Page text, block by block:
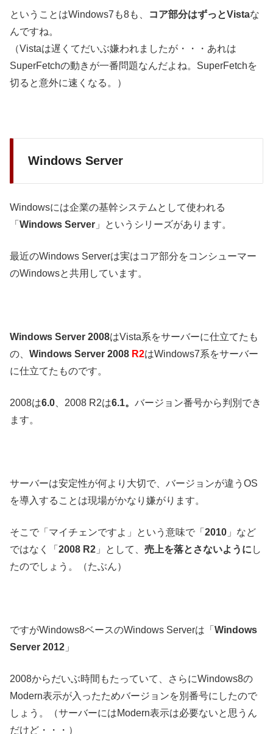
ということはWindows7も8も、 コア部分はずっとVistaな
んですね。
（Vistaは遅くてだいぶ嫌われましたが・・・あれは
SuperFetchの動きが一番問題なんだよね。SuperFetchを
切ると意外に速くなる。）
Windows Server
Windowsには企業の基幹システムとして使われる
「 Windows Server 」というシリーズがあります。
最近のWindows Serverは実はコア部分をコンシューマー
のWindowsと共用しています。
Windows Server 2008はVista系をサーバーに仕立てたも
の、 Windows Server 2008 R2はWindows7系をサーバー
に仕立てたものです。
2008は6.0 、2008 R2は6.1。 バージョン番号から判別でき
ます。
サーバーは安定性が何より大切で、バージョンが違うOS
を導入することは現場がかなり嫌がります。
そこで「マイチェンですよ」という意味で「 2010 」など
ではなく「 2008 R2 」として、 売上を落とさないように し
たのでしょう。（たぶん）
ですがWindows8ベースのWindows Serverは「 Windows
Server 2012 」
2008からだいぶ時間もたっていて、さらにWindows8の
Modern表示が入ったためバージョンを別番号にしたので
しょう。（サーバーにはModern表示は必要ないと思うん
だけど・・・）